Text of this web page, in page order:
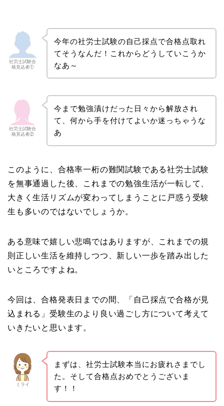
社労士試験合
格見込者①
今年の社労士試験の自己採点で合格点取れ
てそうなんだ！これからどうしていこうか
なあ～
社労士試験合
格見込者②
今まで勉強漬けだった日々から解放され
て、何から手を付けてよいか迷っちゃうな
あ
このように、合格率一桁の難関試験である社労士試験
を無事通過した後、これまでの勉強生活が一転して、
大きく生活リズムが変わってしまうことに戸惑う受験
生も多いのではないでしょうか。
ある意味で嬉しい悲鳴ではありますが、これまでの規
則正しい生活を維持しつつ、新しい一歩を踏み出した
いところですよね。
今回は、合格発表日までの間、「自己採点で合格が見
込まれる」受験生のより良い過ごし方について考えて
いきたいと思います。
ミライ
まずは、社労士試験本当にお疲れさまでし
た。そして合格点おめでとうございま
す！！